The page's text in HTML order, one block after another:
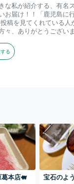
な私が紹介する、有名
お届け！！「鹿児島に
稿を見てくれている
々、ありがとうござい
る
本店🐖
宝石のよ